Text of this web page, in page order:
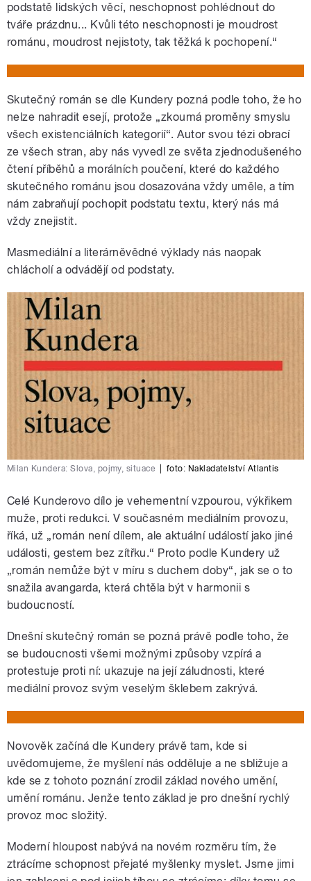
podstatě lidských věcí, neschopnost pohlédnout do
tváře prázdnu... Kvůli této neschopnosti je moudrost
románu, moudrost nejistoty, tak těžká k pochopení.“
Skutečný román se dle Kundery pozná podle toho, že ho
nelze nahradit esejí, protože „zkoumá proměny smyslu
všech existenciálních kategorií“. Autor svou tézi obrací
ze všech stran, aby nás vyvedl ze světa zjednodušeného
čtení příběhů a morálních poučení, které do každého
skutečného románu jsou dosazována vždy uměle, a tím
nám zabraňují pochopit podstatu textu, který nás má
vždy znejistit.
Masmediální a literárněvědné výklady nás naopak
chlácholí a odvádějí od podstaty.
Milan Kundera: Slova, pojmy, situace foto: Nakladatelství Atlantis
Celé Kunderovo dílo je vehementní vzpourou, výkřikem
muže, proti redukci. V současném mediálním provozu,
říká, už „román není dílem, ale aktuální událostí jako jiné
události, gestem bez zítřku.“ Proto podle Kundery už
„román nemůže být v míru s duchem doby“, jak se o to
snažila avangarda, která chtěla být v harmonii s
budoucností.
Dnešní skutečný román se pozná právě podle toho, že
se budoucnosti všemi možnými způsoby vzpírá a
protestuje proti ní: ukazuje na její záludnosti, které
mediální provoz svým veselým šklebem zakrývá.
Novověk začíná dle Kundery právě tam, kde si
uvědomujeme, že myšlení nás odděluje a ne sbližuje a
kde se z tohoto poznání zrodil základ nového umění,
umění románu. Jenže tento základ je pro dnešní rychlý
provoz moc složitý.
Moderní hloupost nabývá na novém rozměru tím, že
ztrácíme schopnost přejaté myšlenky myslet. Jsme jimi